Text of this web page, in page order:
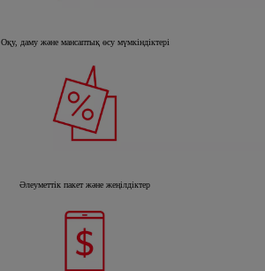
Оқу, даму және мансаптық өсу мүмкіндіктері
Әлеуметтік пакет және жеңілдіктер